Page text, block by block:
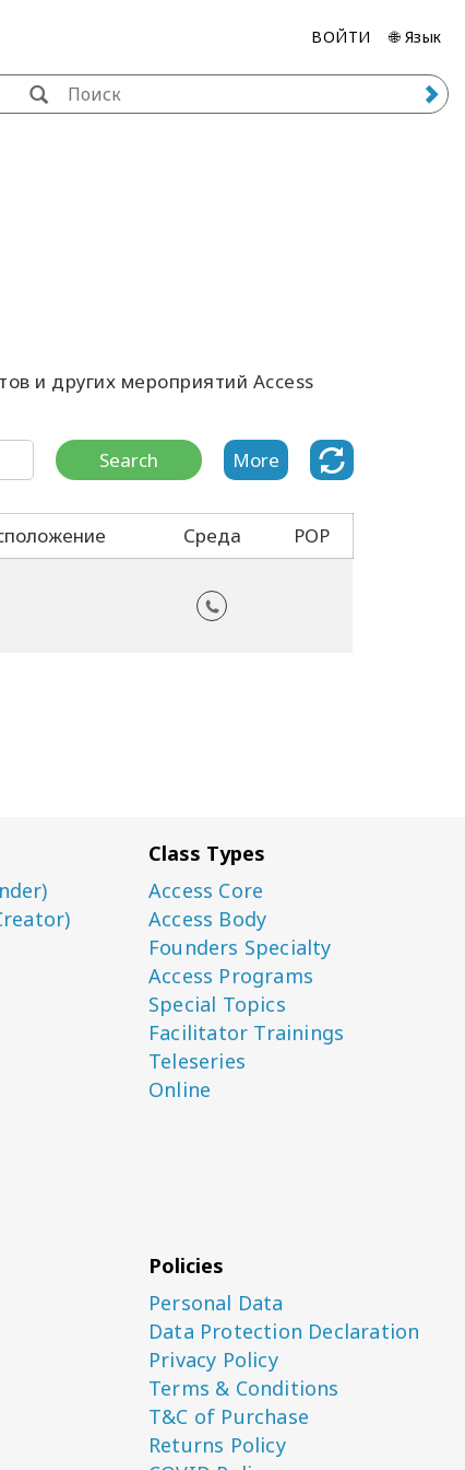
ВОЙТИ 🌐 Язык
и других мероприятий Access
Search More
Среда POP
Class Types
Access Core
Access Body
Founders Specialty
Access Programs
Special Topics
Facilitator Trainings
Teleseries
Online
Policies
Personal Data
Data Protection Declaration
Privacy Policy
Terms & Conditions
T&C of Purchase
Returns Policy